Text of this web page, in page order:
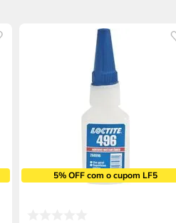
5% OFF com o cupom LF5